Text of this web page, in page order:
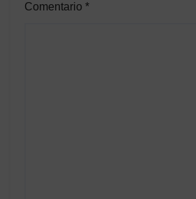
Comentario *